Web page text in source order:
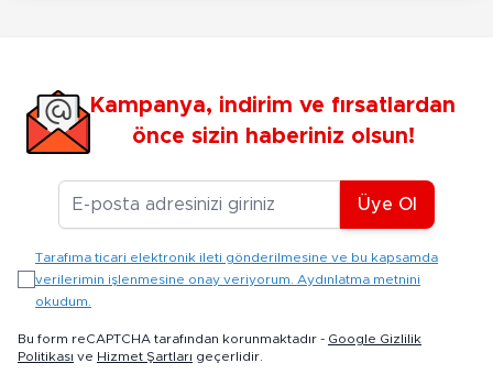
Kampanya, indirim ve fırsatlardan
önce sizin haberiniz olsun!
E-posta Adresiniz
Üye Ol
Tarafıma ticari elektronik ileti gönderilmesine ve bu kapsamda
verilerimin işlenmesine onay veriyorum. Aydınlatma metnini
okudum.
Bu form reCAPTCHA tarafından korunmaktadır - Google Gizlilik
Politikası ve Hizmet Şartları geçerlidir.